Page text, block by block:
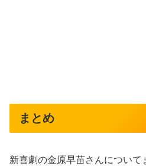
まとめ
新喜劇の金原早苗さんについて